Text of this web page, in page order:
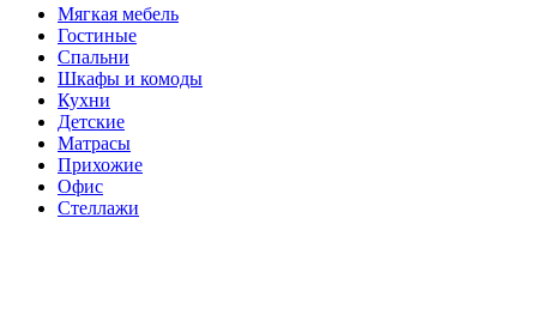
Мягкая мебель
Гостиные
Спальни
Шкафы и комоды
Кухни
Детские
Матрасы
Прихожие
Офис
Стеллажи